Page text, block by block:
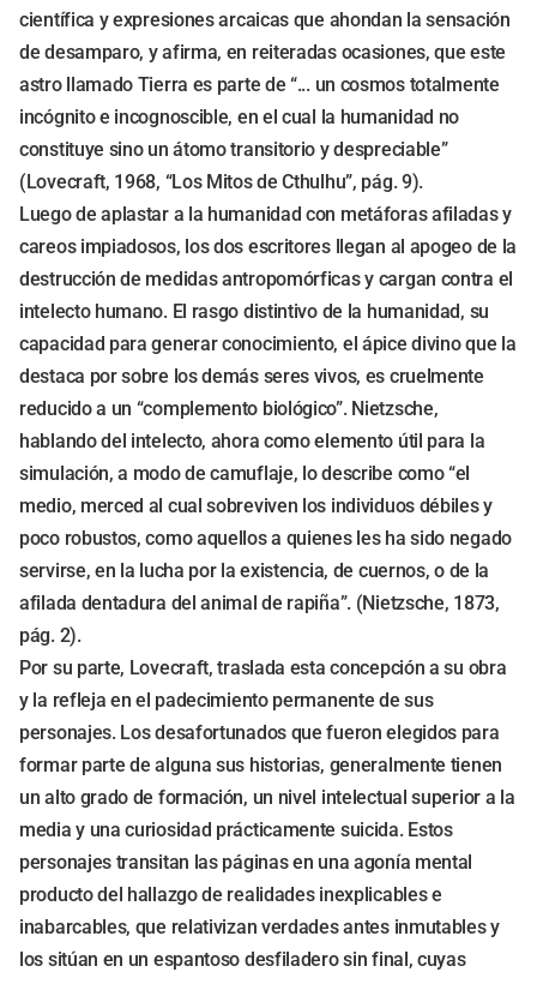
científica y expresiones arcaicas que ahondan la sensación
de desamparo, y afirma, en reiteradas ocasiones, que este
astro llamado Tierra es parte de “... un cosmos totalmente
incógnito e incognoscible, en el cual la humanidad no
constituye sino un átomo transitorio y despreciable”
(Lovecraft, 1968, “Los Mitos de Cthulhu”, pág. 9).
Luego de aplastar a la humanidad con metáforas afiladas y
careos impiadosos, los dos escritores llegan al apogeo de la
destrucción de medidas antropomórficas y cargan contra el
intelecto humano. El rasgo distintivo de la humanidad, su
capacidad para generar conocimiento, el ápice divino que la
destaca por sobre los demás seres vivos, es cruelmente
reducido a un “complemento biológico”. Nietzsche,
hablando del intelecto, ahora como elemento útil para la
simulación, a modo de camuflaje, lo describe como “el
medio, merced al cual sobreviven los individuos débiles y
poco robustos, como aquellos a quienes les ha sido negado
servirse, en la lucha por la existencia, de cuernos, o de la
afilada dentadura del animal de rapiña”. (Nietzsche, 1873,
pág. 2).
Por su parte, Lovecraft, traslada esta concepción a su obra
y la refleja en el padecimiento permanente de sus
personajes. Los desafortunados que fueron elegidos para
formar parte de alguna sus historias, generalmente tienen
un alto grado de formación, un nivel intelectual superior a la
media y una curiosidad prácticamente suicida. Estos
personajes transitan las páginas en una agonía mental
producto del hallazgo de realidades inexplicables e
inabarcables, que relativizan verdades antes inmutables y
los sitúan en un espantoso desfiladero sin final, cuyas